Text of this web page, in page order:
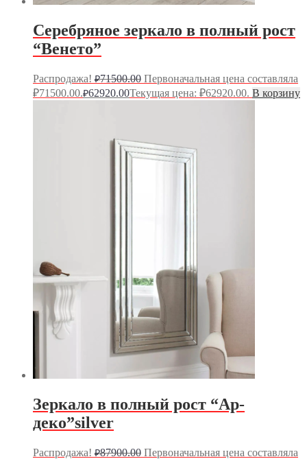
Серебряное зеркало в полный рост
“Венето”
Распродажа! ₽71500.00 Первоначальная цена составляла
₽71500.00.₽62920.00Текущая цена: ₽62920.00. В корзину
Зеркало в полный рост “Ар-
деко”silver
Распродажа! ₽87900.00 Первоначальная цена составляла